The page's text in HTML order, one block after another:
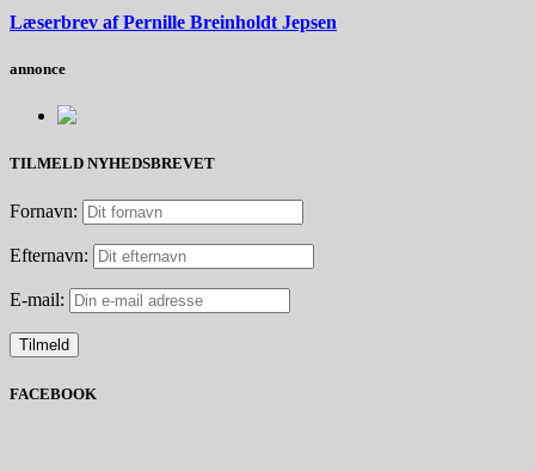
Læserbrev af Pernille Breinholdt Jepsen
annonce
TILMELD NYHEDSBREVET
Fornavn:
Efternavn:
E-mail:
FACEBOOK